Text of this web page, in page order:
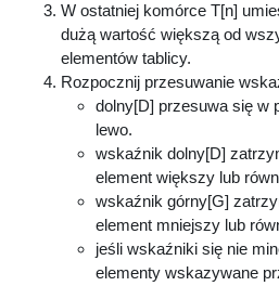
W ostatniej komórce T[n]
dużą wartość większą od
elementów tablicy.
Rozpocznij przesuwanie
dolny[D] przesuwa się w
lewo.
wskaźnik dolny[D]
element większy lub
wskaźnik górny[G]
element mniejszy lub
jeśli wskaźniki się nie
elementy wskazywane